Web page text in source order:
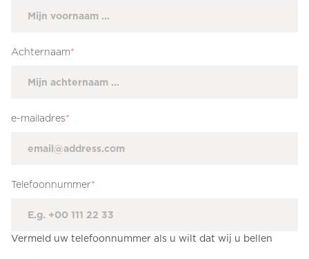
Achternaam*
e-mailadres*
Telefoonnummer*
Vermeld uw telefoonnummer als u wilt dat wij u bellen